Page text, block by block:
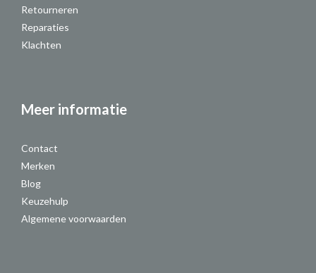
Retourneren
Reparaties
Klachten
Meer informatie
Contact
Merken
Blog
Keuzehulp
Algemene voorwaarden